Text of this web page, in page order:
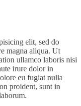
elit, sed do
magna aliqua. Ut
ullamco laboris nisi
irure dolor in
eu fugiat nulla
proident, sunt in